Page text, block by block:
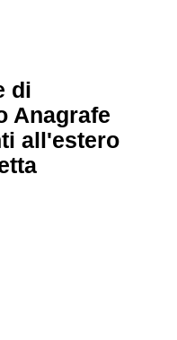
di
Anagrafe
all'estero